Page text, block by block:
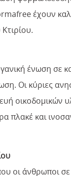
έχουν
ένωση σε
Οι κύριες
οικοδομικών
πλακέ και
οι άνθρωποι